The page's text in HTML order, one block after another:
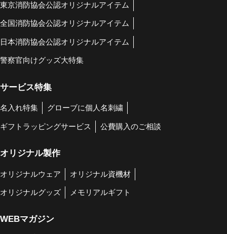
東京消防協会公認オリジナルアイテム
全国消防協会公認オリジナルアイテム
日本消防協会公認オリジナルアイテム
警察官向けグッズ大特集
サービス特集
名入れ特集 グローブに個人名刺繍
ギフトラッピングサービス 公費購入のご相談
オリジナル製作
オリジナルウェア オリジナル資機材
オリジナルグッズ メモリアルギフト
WEBマガジン